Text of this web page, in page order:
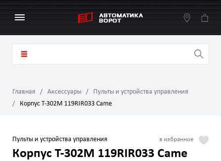
Главная Аксессуары
Пульты и устройства управления
Корпус T-302M 119RIR033 Came
Пульты и устройства управления
Корпус T-302M 119RIR033 Came